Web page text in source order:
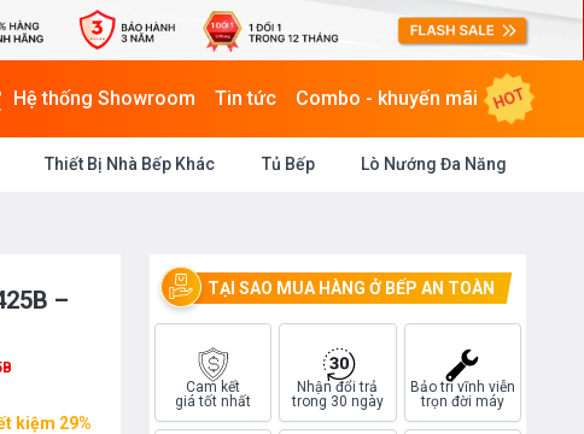
Hệ thống Showroom Tin tức Combo - khuyến mãi HOT
Thiết Bị Nhà Bếp Khác Tủ Bếp Lò Nướng Đa Năng
–
kiệm 29%
TẠI SAO MUA HÀNG Ở BẾP AN TOÀN
Cam kết
giá tốt nhất
Nhận đổi trả
trong 30 ngày
Bảo trì vĩnh viễn
trọn đời máy